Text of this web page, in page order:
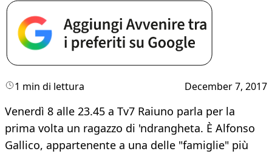
1 min di lettura December 7, 2017
Venerdì 8 alle 23.45 a Tv7 Raiuno parla per la
prima volta un ragazzo di 'ndrangheta. È Alfonso
Gallico, appartenente a una delle "famiglie" più